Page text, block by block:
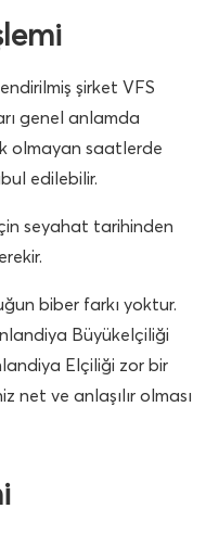
şirket VFS
genel anlamda
olmayan saatlerde
edilebilir.
seyahat tarihinden
biber farkı yoktur.
Büyükelçiliği
Elçiliği zor bir
net ve anlaşılır olması